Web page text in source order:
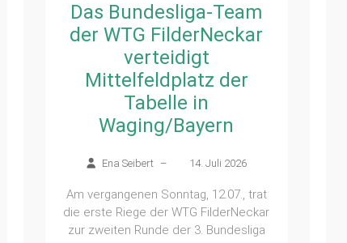
Das Bundesliga-Team
der WTG FilderNeckar
verteidigt
Mittelfeldplatz der
Tabelle in
Waging/Bayern
Ena Seibert – 14. Juli 2026
Am vergangenen Sonntag, 12.07., trat
die erste Riege der WTG FilderNeckar
zur zweiten Runde der 3. Bundesliga